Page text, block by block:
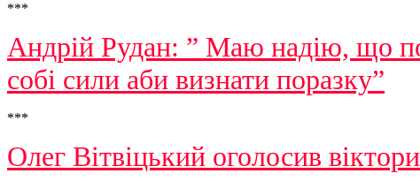
***
Андрій Рудан: ” Маю надію, що
собі сили аби визнати поразку”
***
Олег Вітвіцький оголосив